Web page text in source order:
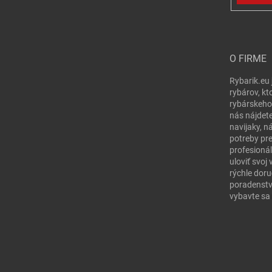
O FIRME
Rybarik.eu
rybárov,
nás
navijaky,
potreby
uloviť svoj
rýchle
vybavte sa